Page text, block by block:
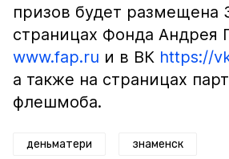
призов будет размещена
страницах Фонда Андрея
www.fap.ru и в ВК https://
а также на страницах
флешмоба.
деньматери знаменск